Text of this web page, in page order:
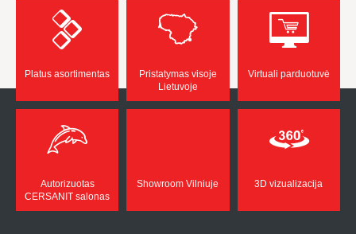
Platus asortimentas
Pristatymas visoje
Lietuvoje
Virtuali parduotuvė
Autorizuotas
CERSANIT salonas
Showroom Vilniuje 3D vizualizacija